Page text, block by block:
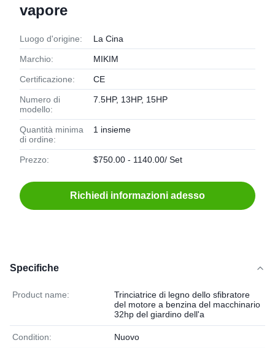
vapore
Luogo d'origine: La Cina
Marchio: MIKIM
Certificazione: CE
Numero di
modello:
7.5HP, 13HP, 15HP
Quantità minima
di ordine:
1 insieme
Prezzo: $750.00 - 1140.00/ Set
Richiedi informazioni adesso
Specifiche
Product name:
Trinciatrice di legno dello sfibratore
del motore a benzina del macchinario
32hp del giardino dell'a
Condition: Nuovo